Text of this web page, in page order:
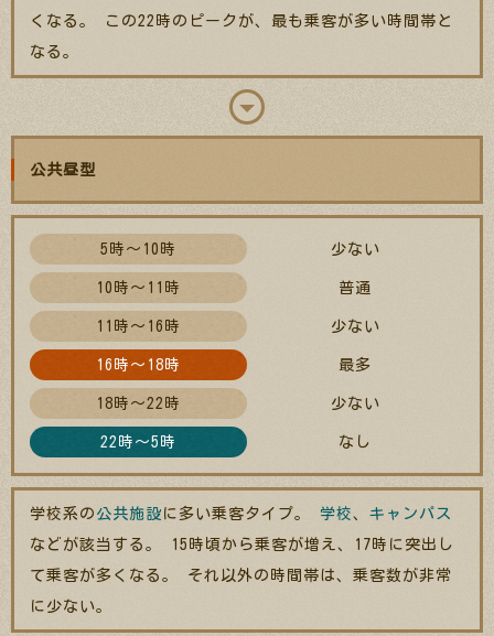
くなる。 この22時のピークが、最も乗客が多い時間帯と
なる。
公共昼型
5時～10時 少ない
10時～11時 普通
11時～16時 少ない
16時～18時 最多
18時～22時 少ない
22時～5時 なし
学校系の 公共施設 に多い乗客タイプ。 学校、キャンパス
などが該当する。 15時頃から乗客が増え、17時に突出し
て乗客が多くなる。 それ以外の時間帯は、乗客数が非常
に少ない。